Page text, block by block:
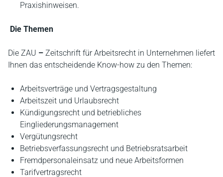
Praxishinweisen.
Die Themen
Die ZAU – Zeitschrift für Arbeitsrecht in Unternehmen liefert
Ihnen das entscheidende Know-how zu den Themen:
Arbeitsverträge und Vertragsgestaltung
Arbeitszeit und Urlaubsrecht
Kündigungsrecht und betriebliches
Eingliederungsmanagement
Vergütungsrecht
Betriebsverfassungsrecht und Betriebsratsarbeit
Fremdpersonaleinsatz und neue Arbeitsformen
Tarifvertragsrecht